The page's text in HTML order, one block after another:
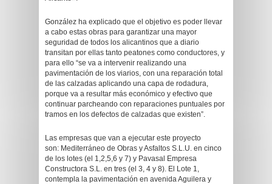
González ha explicado que el objetivo es poder llevar
a cabo estas obras para garantizar una mayor
seguridad de todos los alicantinos que a diario
transitan por ellas tanto peatones como conductores, y
para ello “se va a intervenir realizando una
pavimentación de los viarios, con una reparación total
de las calzadas aplicando una capa de rodadura,
porque va a resultar más económico y efectivo que
continuar parcheando con reparaciones puntuales por
tramos en los defectos de calzadas que existen”.
Las empresas que van a ejecutar este proyecto
son: Mediterráneo de Obras y Asfaltos S.L.U. en cinco
de los lotes (el 1,2,5,6 y 7) y Pavasal Empresa
Constructora S.L. en tres (el 3, 4 y 8). El Lote 1,
contempla la pavimentación en avenida Aguilera y